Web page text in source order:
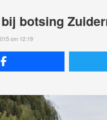
botsing
om 12:19